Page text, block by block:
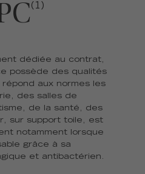
(1)
dédiée au contrat,
possède des qualités
aux normes les
des salles de
de la santé, des
sur support toile, est
notamment lorsque
grâce à sa
et antibactérien.